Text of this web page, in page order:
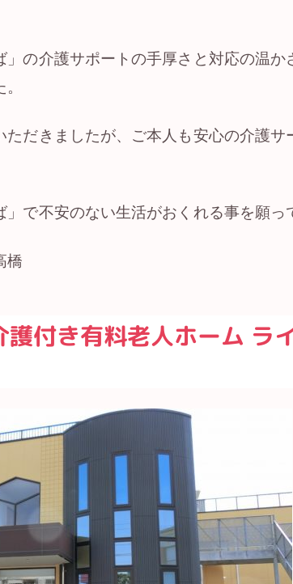
」の介護サポートの手厚さと対応の温
ただきましたが、ご本人も安心の介護
」で不安のない生活がおくれる事を願っ
橋
付き有料老人ホーム ラ